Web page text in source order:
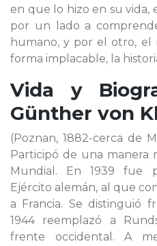
en que lo hizo en su vida,
por un lado a
humano, y por el otro, el
forma implacable, la
Vida y
Günther von
(Poznan, 1882-cerca de
Participó de una manera
Mundial. En 1939 fue
Ejército alemán, al que
a Francia. Se distinguió
1944 reemplazó a
frente occidental. A